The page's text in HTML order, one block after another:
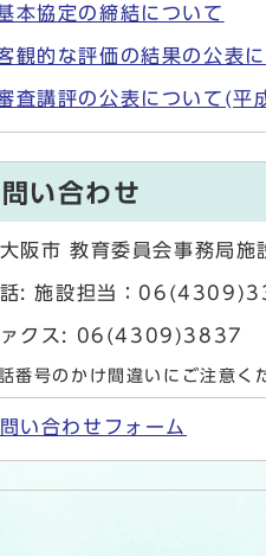
本協定の締結について
観的な評価の結果の公表
査講評の公表について(
い合わせ
阪市 教育委員会事務局施
話: 施設担当：
ァクス: 06(4309)3837
番号のかけ間違いにご注意く
い合わせフォーム